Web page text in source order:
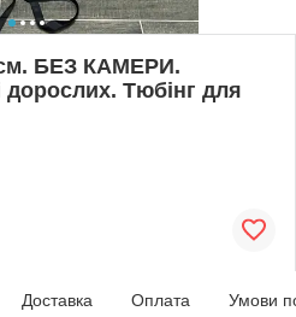
см. БЕЗ КАМЕРИ.
дорослих. Тюбінг для
Доставка Оплата Умови